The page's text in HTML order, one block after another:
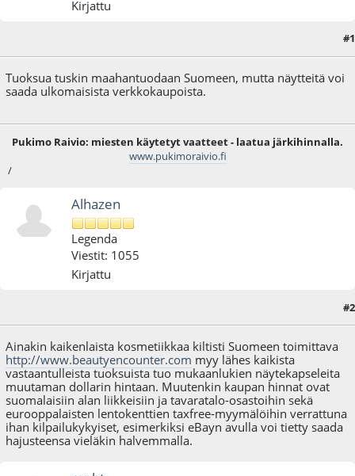
Kirjattu
#1
Tuoksua tuskin maahantuodaan Suomeen, mutta näytteitä voi
saada ulkomaisista verkkokaupoista.
Pukimo Raivio: miesten käytetyt vaatteet - laatua järkihinnalla.
www.pukimoraivio.fi
/
Alhazen
Legenda
Viestit: 1055
Kirjattu
#2
Ainakin kaikenlaista kosmetiikkaa kiltisti Suomeen toimittava
http://www.beautyencounter.com myy lähes kaikista
vastaantulleista tuoksuista tuo mukaanlukien näytekapseleita
muutaman dollarin hintaan. Muutenkin kaupan hinnat ovat
suomalaisiin alan liikkeisiin ja tavaratalo-osastoihin sekä
eurooppalaisten lentokenttien taxfree-myymälöihin verrattuna
ihan kilpailukykyiset, esimerkiksi eBayn avulla voi tietty saada
hajusteensa vieläkin halvemmalla.